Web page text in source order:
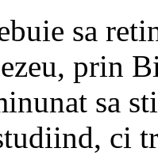
sa
prin
sa
ci